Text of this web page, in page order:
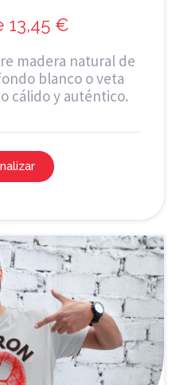
13,45 €
madera natural de
blanco o veta
cálido y auténtico.